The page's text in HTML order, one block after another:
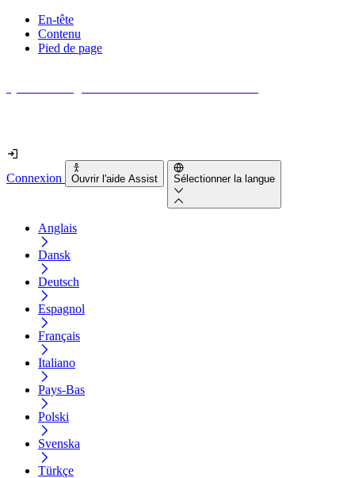
En-tête
Contenu
Pied de page
Connexion Ouvrir l'aide Assist Sélectionner la langue
Anglais
Dansk
Deutsch
Espagnol
Français
Italiano
Pays-Bas
Polski
Svenska
Türkçe